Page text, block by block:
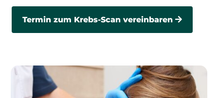
Termin zum Krebs-Scan vereinbaren